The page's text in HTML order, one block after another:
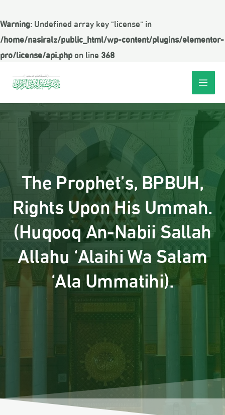
Warning: Undefined array key "license" in
/home/nasiralz/public_html/wp-content/plugins/elementor-
pro/license/api.phpon line 368
The Prophet’s, BPBUH,
Rights Upon His Ummah.
(Huqooq An-Nabii Sallah
Allahu ‘Alaihi Wa Salam
‘Ala Ummatihi).